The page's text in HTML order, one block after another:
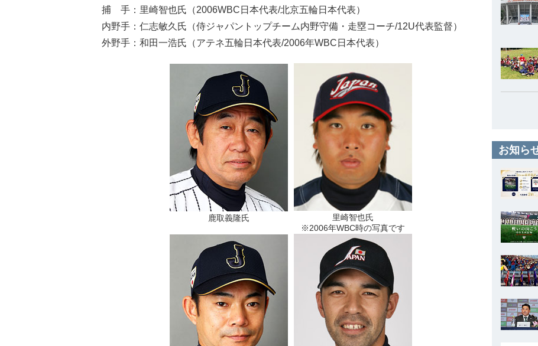
捕 手：里崎智也氏（2006WBC日本代表/北京五輪日本代表）
内野手：仁志敏久氏（侍ジャパントップチーム内野守備・走塁コーチ/12U代表監督）
外野手：和田一浩氏（アテネ五輪日本代表/2006年WBC日本代表）
鹿取義隆氏
里崎智也氏
※2006年WBC時の写真です
お知ら